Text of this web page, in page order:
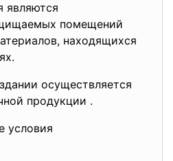
являются
помещений
находящихся
осуществляется
продукции .
условия